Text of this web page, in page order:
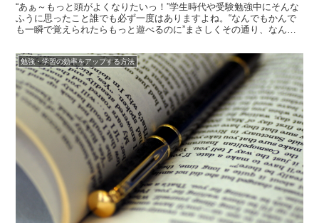
“あぁ～もっと頭がよくなりたいっ！”学生時代や受験勉強中にそんな
ふうに思ったこと誰でも必ず一度はありますよね。“なんでもかんで
も一瞬で覚えられたらもっと遊べるのに”まさしくその通り、なんで
はそんなあなたの脳を高速回転させる為の記憶術についてお伝えしま
す。では...
勉強・学習の効率をアップする方法